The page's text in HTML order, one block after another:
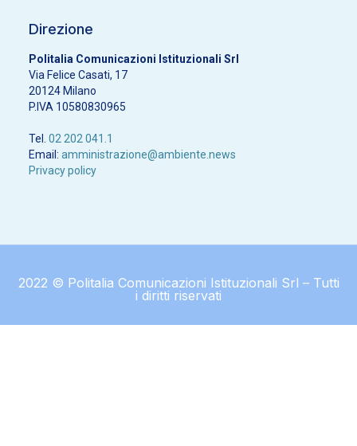
Direzione
Politalia Comunicazioni Istituzionali Srl
Via Felice Casati, 17
20124 Milano
P.IVA 10580830965
Tel. 02 202 041.1
Email: amministrazione@ambiente.news
Privacy policy
2022 © Politalia Comunicazioni Istituzionali Srl – Tutti
i diritti riservati